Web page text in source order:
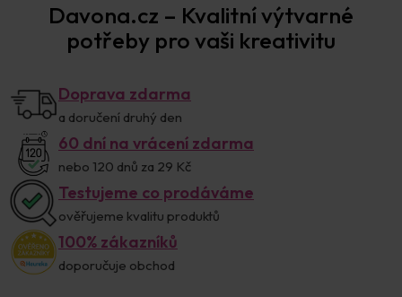
Davona.cz – Kvalitní výtvarné
potřeby pro vaši kreativitu
Doprava zdarma
a doručení druhý den
60 dní na vrácení zdarma
nebo 120 dnů za 29 Kč
Testujeme co prodáváme
ověřujeme kvalitu produktů
100% zákazníků
doporučuje obchod